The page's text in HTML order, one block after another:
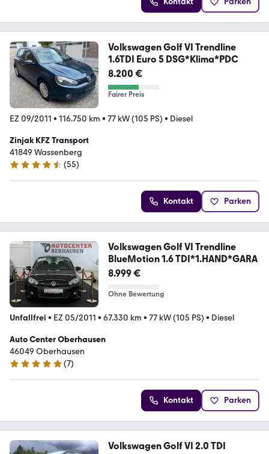
Volkswagen Golf VI Trendline
1.6TDI Euro 5 DSG*Klima*PDC
8.200 €
Fairer Preis
EZ 09/2011 • 116.750 km • 77 kW (105 PS) • Diesel
Zinjak KFZ Transport
41849 Wassenberg
4.7 Sterne
(55)
Kontakt Parken
Volkswagen Golf VI Trendline
BlueMotion 1.6 TDI*1.HAND*GARA
8.999 €
Ohne Bewertung
Unfallfrei • EZ 05/2011 • 67.330 km • 77 kW (105 PS) • Diesel
Auto Center Oberhausen
46049 Oberhausen
5 Sterne
(7)
Kontakt Parken
Volkswagen Golf VI 2.0 TDI